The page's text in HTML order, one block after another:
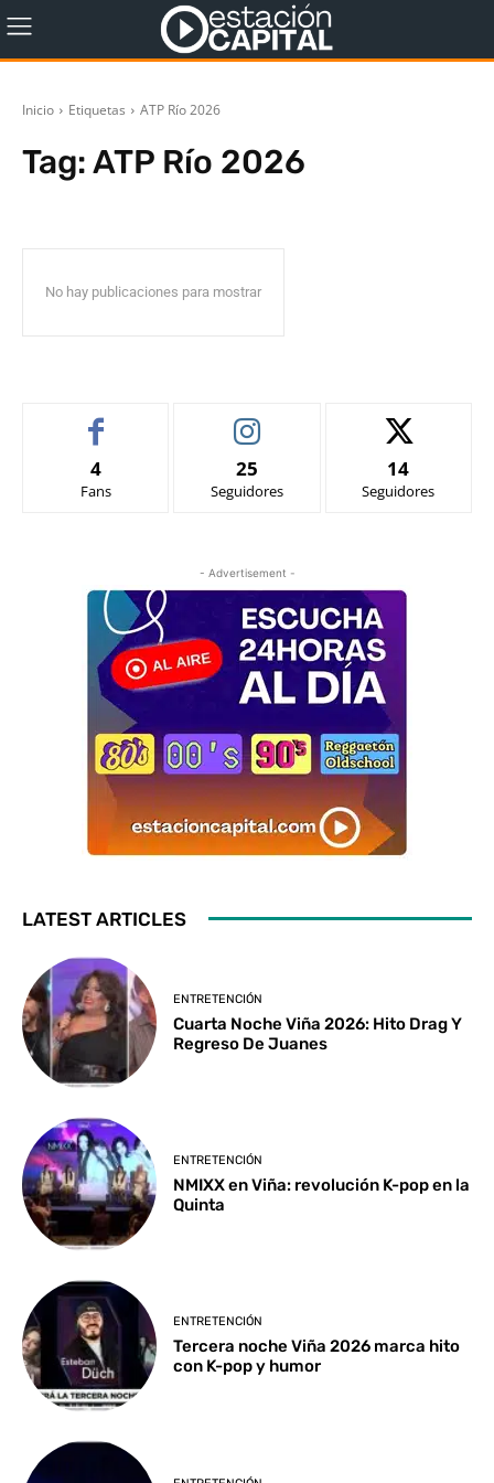
Inicio Etiquetas ATP Río 2026
Tag:ATP Río 2026
No hay publicaciones para mostrar
4
Fans
25
Seguidores
14
Seguidores
- Advertisement -
LATEST ARTICLES
ENTRETENCIÓN
Cuarta Noche Viña 2026: Hito Drag Y
Regreso De Juanes
ENTRETENCIÓN
NMIXX en Viña: revolución K-pop en la
Quinta
ENTRETENCIÓN
Tercera noche Viña 2026 marca hito
con K-pop y humor